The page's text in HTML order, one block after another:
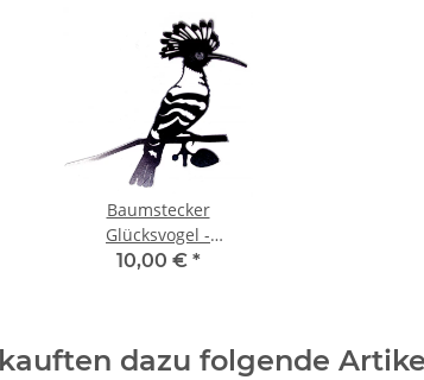
Baumstecker
Glücksvogel -
Wiedehopf - Edelrost -
10,00 € *
dazu folgende